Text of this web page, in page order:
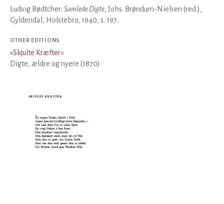
Ludvig Bødtcher: Samlede Digte, Johs. Brøndum-Nielsen (red.),
Gyldendal, Holstebro, 1940, s. 197.
OTHER EDITIONS
»Skjulte Kræfter«
Digte, ældre og nyere (1870)